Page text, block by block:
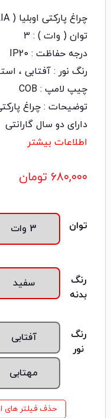
چراغ پارکتی اوبلیا ( OBELIA )
توان ( وات ) : 3
درجه حفاظت : IP20
رنگ نور : آفتابی ،
چیپ لامپ : COB
توضیحات : چراغ
دارای دو سال گارانتی
اطلاعات بیشتر
۶۸۰,۰۰۰ تومان
توان 3 وات
رنگ
بدنه
سفید
رنگ
نور
آفتابی
مهتابی
حذف فیلتر های